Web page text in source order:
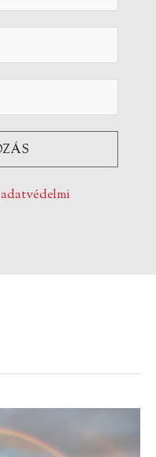
adatvédelmi